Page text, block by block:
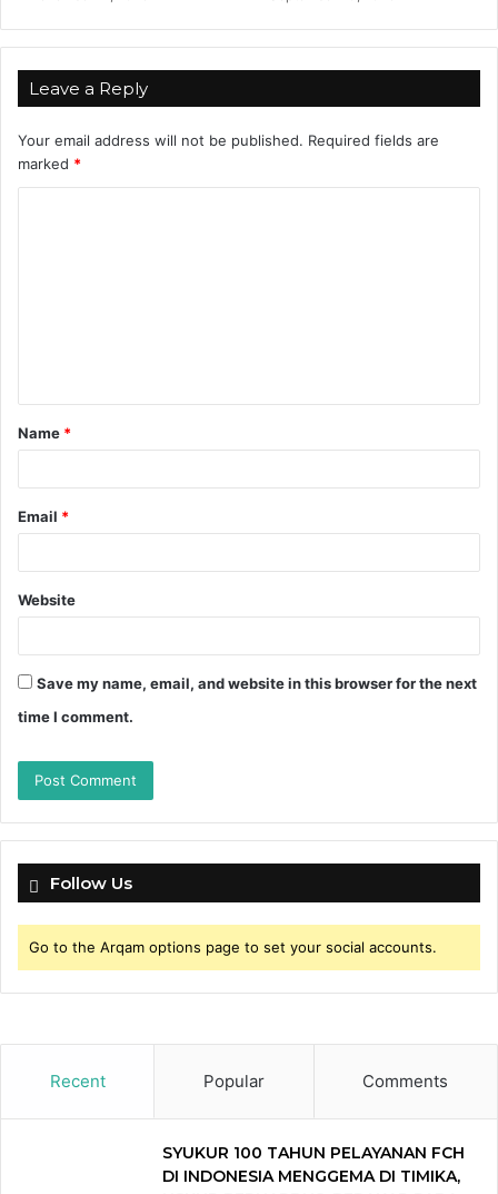
Leave a Reply
Your email address will not be published. Required fields are
marked *
t
*
Name *
Email *
Website
Save my name, email, and website in this browser for the next
time I comment.
Follow Us
Go to the Arqam options page to set your social accounts.
Recent Popular Comments
SYUKUR 100 TAHUN PELAYANAN FCH
DI INDONESIA MENGGEMA DI TIMIKA,